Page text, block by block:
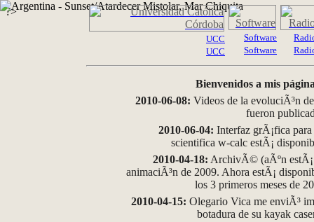
?>
UCC
UCC
Software
Software
Bienvenidos a mis
2010-06-08: Videos de la evoluciÃ³n
fueron
2010-06-04: Interfaz grÃ¡fica
scientifica w-calc estÃ¡
2010-04-18: ArchivÃ© (aÃºn
animaciÃ³n de 2009. Ahora estÃ¡
los 3 primeros meses de
2010-04-15: Olegario Vica me enviÃ³
botadura de su kayak